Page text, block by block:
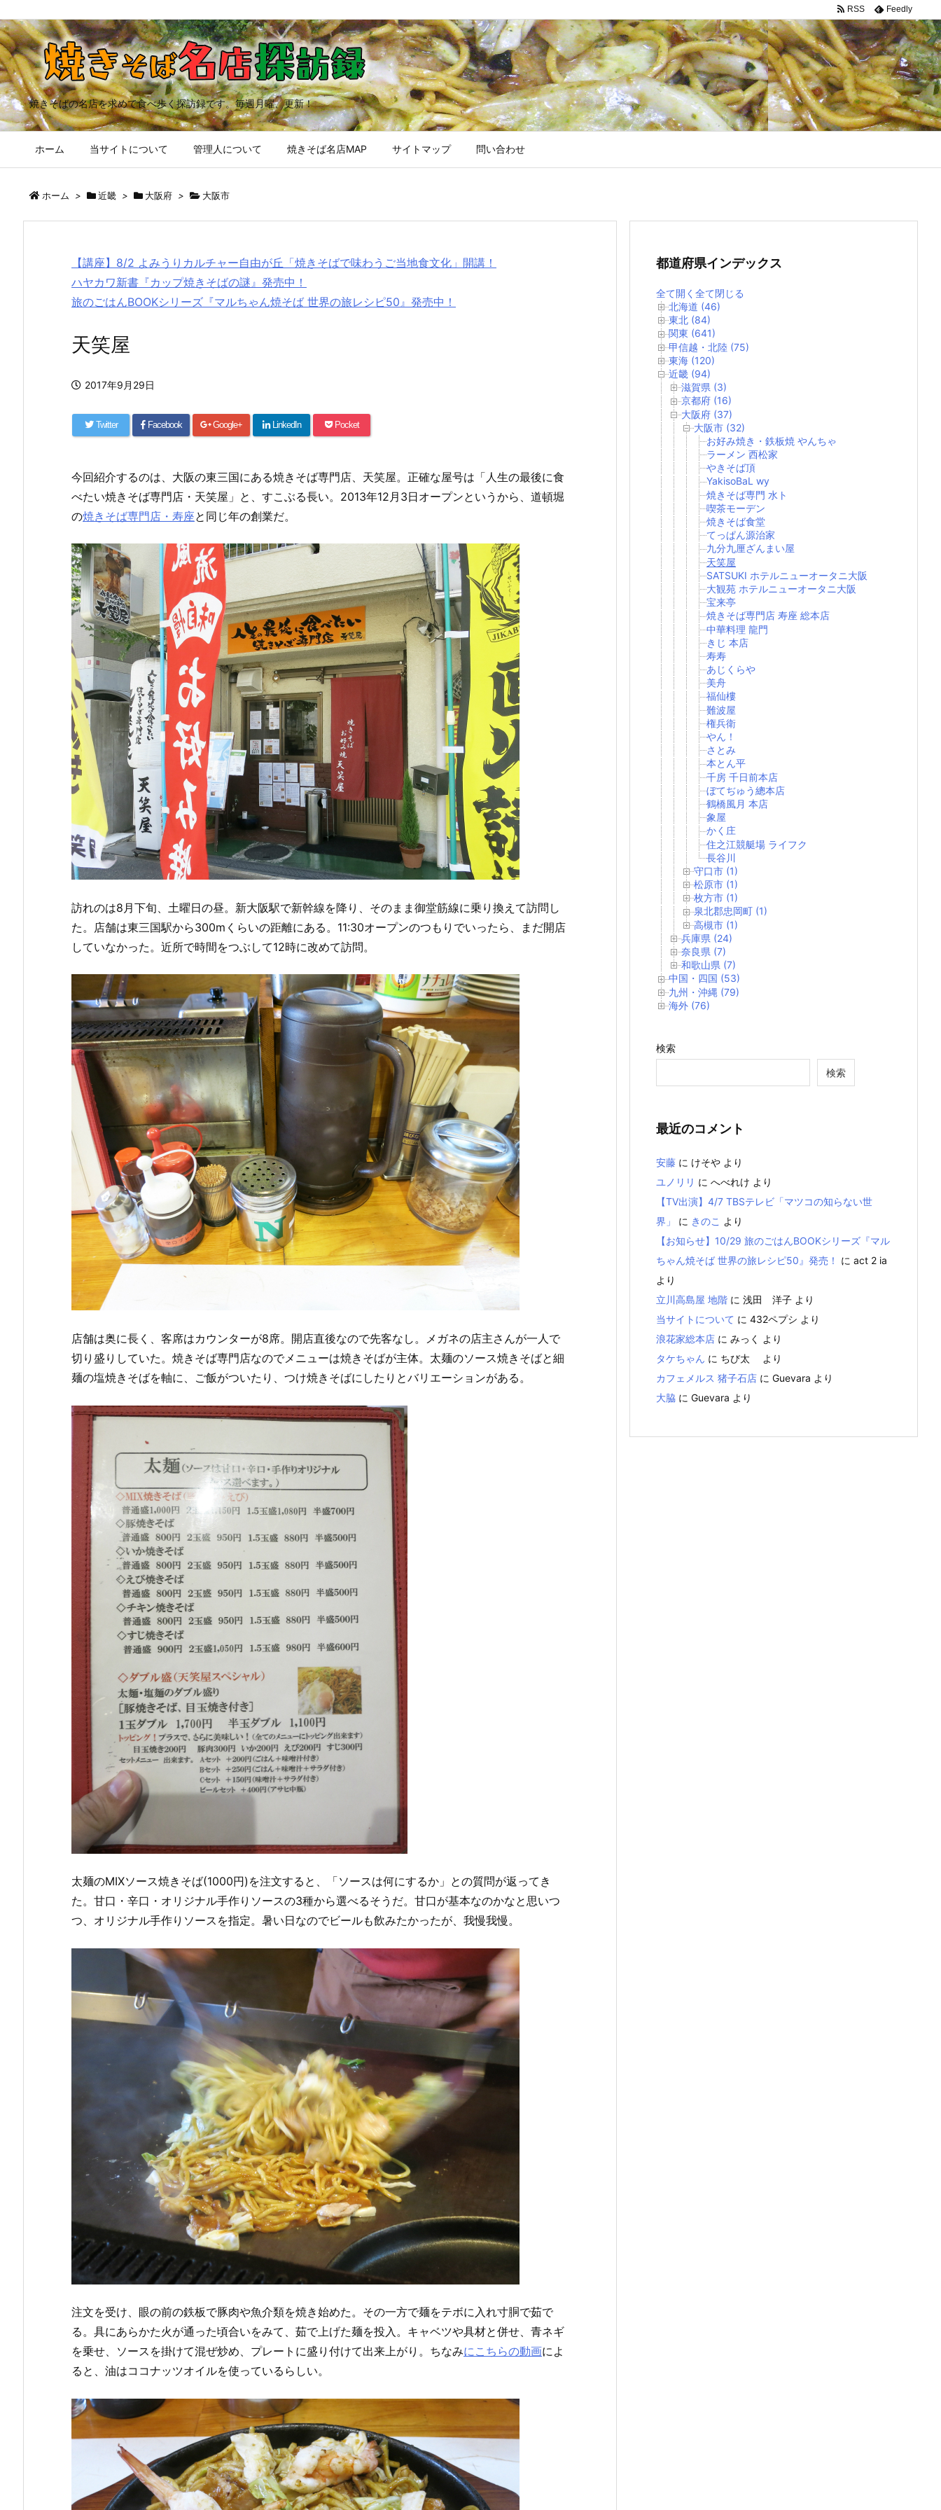
焼きそばの名店を求めて食べ歩く探訪録です。毎週月曜、更新！
ホーム 当サイトについて 管理人について 焼きそば名店MAP サイトマップ 問い合わせ
RSS Feedly
ホーム > 近畿 > 大阪府 > 大阪市
【講座】8/2 よみうりカルチャー自由が丘「焼きそばで味わうご当地食文化」開講！
ハヤカワ新書『カップ焼きそばの謎』発売中！
旅のごはんBOOKシリーズ『マルちゃん焼そば 世界の旅レシピ50』発売中！
天笑屋
2017年9月29日
Twitter Facebook Google+ LinkedIn Pocket
今回紹介するのは、大阪の東三国にある焼きそば専門店、天笑屋。正確な屋号は「人生の最後に食
べたい焼きそば専門店・天笑屋」と、すこぶる長い。2013年12月3日オープンというから、道頓堀
の焼きそば専門店・寿座と同じ年の創業だ。
訪れのは8月下旬、土曜日の昼。新大阪駅で新幹線を降り、そのまま御堂筋線に乗り換えて訪問し
た。店舗は東三国駅から300mくらいの距離にある。11:30オープンのつもりでいったら、まだ開店
していなかった。近所で時間をつぶして12時に改めて訪問。
店舗は奥に長く、客席はカウンターが8席。開店直後なので先客なし。メガネの店主さんが一人で
切り盛りしていた。焼きそば専門店なのでメニューは焼きそばが主体。太麺のソース焼きそばと細
麺の塩焼きそばを軸に、ご飯がついたり、つけ焼きそばにしたりとバリエーションがある。
太麺のMIXソース焼きそば(1000円)を注文すると、「ソースは何にするか」との質問が返ってき
た。甘口・辛口・オリジナル手作りソースの3種から選べるそうだ。甘口が基本なのかなと思いつ
つ、オリジナル手作りソースを指定。暑い日なのでビールも飲みたかったが、我慢我慢。
注文を受け、眼の前の鉄板で豚肉や魚介類を焼き始めた。その一方で麺をテボに入れ寸胴で茹で
る。具にあらかた火が通った頃合いをみて、茹で上げた麺を投入。キャベツや具材と併せ、青ネギ
を乗せ、ソースを掛けて混ぜ炒め、プレートに盛り付けて出来上がり。ちなみにこちらの動画によ
ると、油はココナッツオイルを使っているらしい。
都道府県インデックス
全て開く 全て閉じる
北海道 (46)
東北 (84)
関東 (641)
甲信越・北陸 (75)
東海 (120)
近畿 (94)
滋賀県 (3)
京都府 (16)
大阪府 (37)
大阪市 (32)
お好み焼き・鉄板焼 やんちゃ
ラーメン 西松家
やきそば頂
YakisoBaL wy
焼きそば専門 水ト
喫茶モーデン
焼きそば食堂
てっぱん源治家
九分九厘ざんまい屋
天笑屋
SATSUKI ホテルニューオータニ大阪
大観苑 ホテルニューオータニ大阪
宝来亭
焼きそば専門店 寿座 総本店
中華料理 龍門
きじ 本店
寿寿
あじくらや
美舟
福仙樓
難波屋
権兵衛
やん！
さとみ
本とん平
千房 千日前本店
ぼてぢゅう總本店
鶴橋風月 本店
象屋
かく庄
住之江競艇場 ライフク
長谷川
守口市 (1)
松原市 (1)
枚方市 (1)
泉北郡忠岡町 (1)
高槻市 (1)
兵庫県 (24)
奈良県 (7)
和歌山県 (7)
中国・四国 (53)
九州・沖縄 (79)
海外 (76)
検索
検索
最近のコメント
安藤 に けそや より
ユノリリ に へべれけ より
【TV出演】4/7 TBSテレビ「マツコの知らない世
界」
に きのこ より
【お知らせ】10/29 旅のごはんBOOKシリーズ『マル
ちゃん焼そば 世界の旅レシピ50』発売！
に act 2 ia
より
立川高島屋 地階 に 浅田 洋子 より
当サイトについて に 432ペプシ より
浪花家総本店 に みっく
より
タケちゃん に ちび太
より
カフェメルス 猪子石店 に Guevara より
大脇 に Guevara より